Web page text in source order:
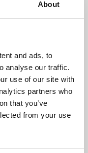
About
and ads, to
analyse our traffic.
use of our site with
partners who
that you’ve
from your use
Pax
kendt som Pax
Vi ser nu en
en